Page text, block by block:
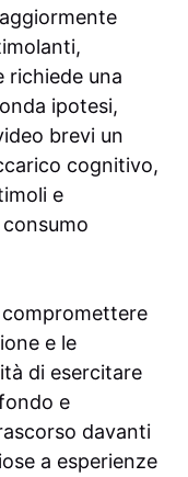
richiede una
ipotesi,
brevi un
cognitivo,
e
e le
di esercitare
e
davanti
a esperienze